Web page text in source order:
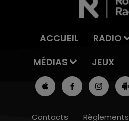
ACCUEIL RADIO
MÉDIAS
JEUX
Contacts Règlements